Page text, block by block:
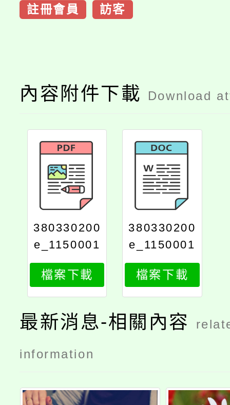
註冊會員 訪客
內容附件下載 Download
380330200
e_1150001
485_attach
2
檔案下載
380330200
e_1150001
485_attach
1
檔案下載
最新消息-相關內容
information